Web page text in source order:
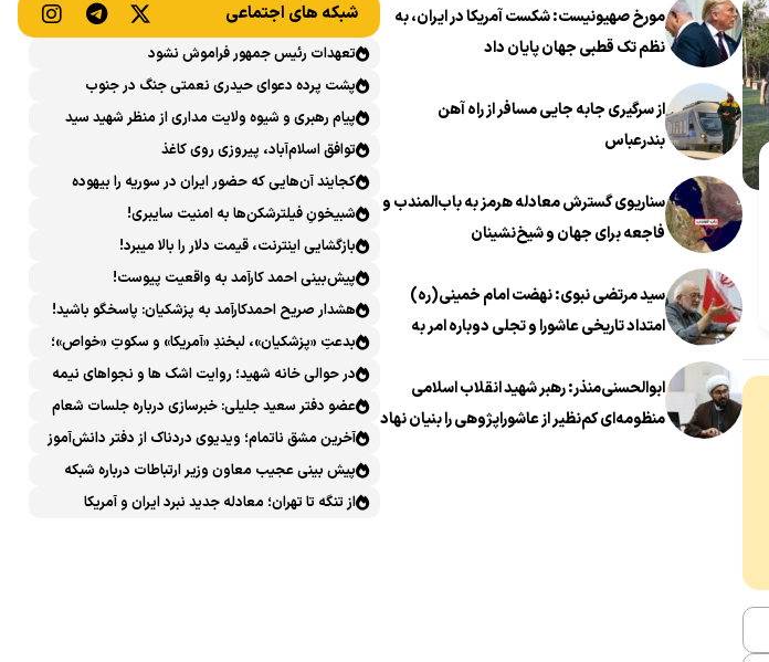
مورخ صهیونیست: شکست آمریکا در ایران، به
نظم تک قطبی جهان پایان داد
از سرگیری جابه جایی مسافر از راه آهن
بندرعباس
سناریوی گسترش معادله هرمز به باب‌المندب و
فاجعه برای جهان و شیخ‌نشینان
سید مرتضی نبوی: نهضت امام خمینی(ره)
امتداد تاریخی عاشورا و تجلی دوباره امر به
ابوالحسنی‌منذر: رهبر شهید انقلاب اسلامی
منظومه‌ای کم‌نظیر از عاشوراپژوهی را بنیان نهاد
شبکه های اجتماعی
تعهدات رئیس جمهور فراموش نشود
پشت پرده دعوای حیدری نعمتی جنگ در جنوب
پیام رهبری و شیوه ولایت مداری از منظر شهید سید
حسن نصرالله
توافق اسلام‌آباد، پیروزی روی کاغذ
کجایند آن‌هایی که حضور ایران در سوریه را بیهوده
میدانستند؟
شبیخونِ فیلترشکن‌ها به امنیت سایبری!
بازگشایی اینترنت، قیمت دلار را بالا میبرد!
پیش‌بینی احمد کارآمد به واقعیت پیوست!
هشدار صریح احمدکارآمد به پزشکیان: پاسخگو باشید!
بدعتِ «پزشکیان»، لبخندِ «آمریکا» و سکوتِ «خواص»؛
سیرکِ قانون‌گریزی در روز روشن!
در حوالی خانه شهید؛ روایت اشک ها و نجواهای نیمه
شب
عضو دفتر سعید جلیلی: خبرسازی درباره جلسات شعام
خلاف امنیت ملی است
آخرین مشق ناتمام؛ ویدیوی دردناک از دفتر دانش‌آموز
شهید مینابی پربازدید شد
پیش بینی عجیب معاون وزیر ارتباطات درباره شبکه
ملی اطلاعات که محقق هم نشد!
از تنگه تا تهران؛ معادله جدید نبرد ایران و آمریکا